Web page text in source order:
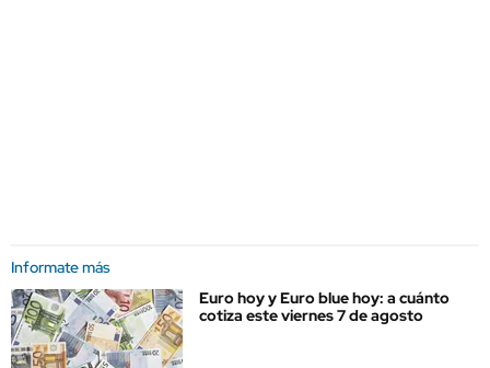
Informate más
Euro hoy y Euro blue hoy: a cuánto
cotiza este viernes 7 de agosto